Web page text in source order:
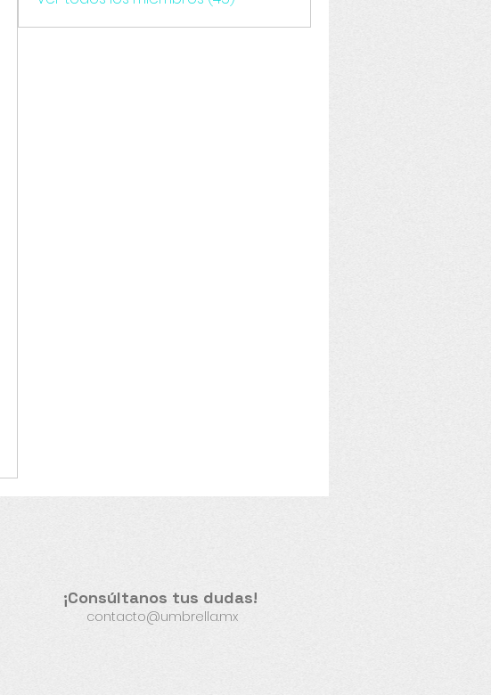
¡Consúltanos tus dudas!
contacto@umbrella.mx